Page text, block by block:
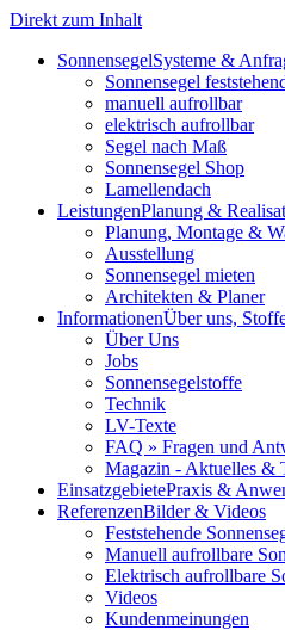
Direkt zum Inhalt
SonnensegelSysteme &
Sonnensegel
manuell aufrollbar
elektrisch aufrollbar
Segel nach Maß
Sonnensegel Shop
Lamellendach
LeistungenPlanung &
Planung, Montage &
Ausstellung
Sonnensegel mieten
Architekten & Planer
InformationenÜber uns,
Über Uns
Jobs
Sonnensegelstoffe
Technik
LV-Texte
FAQ » Fragen und
Magazin - Aktuelles &
EinsatzgebietePraxis &
ReferenzenBilder & Videos
Feststehende
Manuell aufrollbare
Elektrisch aufrollbare
Videos
Kundenmeinungen